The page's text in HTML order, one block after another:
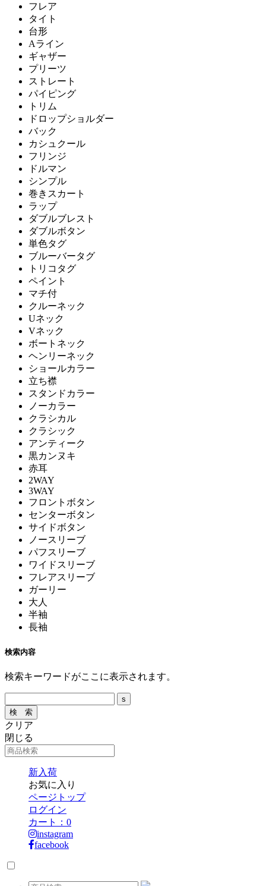
フレア
タイト
台形
Aライン
ギャザー
プリーツ
ストレート
パイピング
トリム
ドロップショルダー
バック
カシュクール
フリンジ
ドルマン
シンプル
巻きスカート
ラップ
ダブルブレスト
ダブルボタン
単色タグ
ブルーバータグ
トリコタグ
ペイント
マチ付
クルーネック
Uネック
Vネック
ボートネック
ヘンリーネック
ショールカラー
立ち襟
スタンドカラー
ノーカラー
クラシカル
クラシック
アンティーク
黒カンヌキ
赤耳
2WAY
3WAY
フロントボタン
センターボタン
サイドボタン
ノースリーブ
パフスリーブ
ワイドスリーブ
フレアスリーブ
ガーリー
大人
半袖
長袖
検索内容
検索キーワードがここに表示されます。
クリア
閉じる
新入荷
お気に入り
ページトップ
ログイン
カート： 0
instagram
facebook